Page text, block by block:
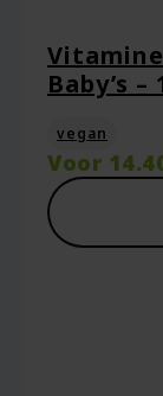
E-mail*
Baby’s
vegan
Voor